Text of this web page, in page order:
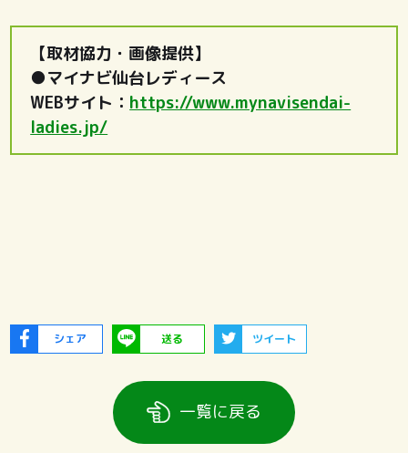
【取材協力・画像提供】
●マイナビ仙台レディース
WEBサイト： https://www.mynavisendai-
ladies.jp/
シェア 送る ツイート
一覧に戻る